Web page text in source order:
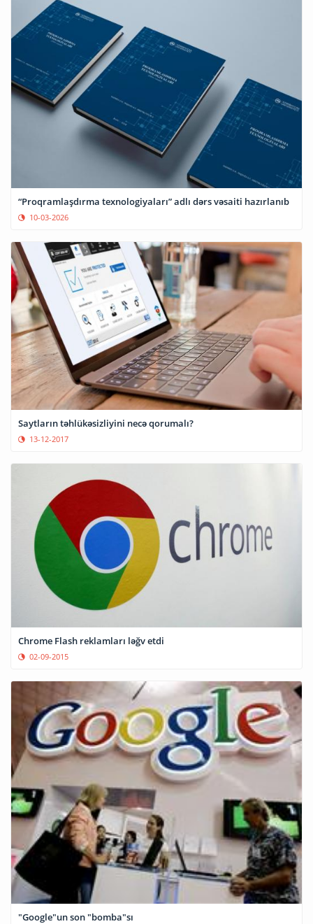
“Proqramlaşdırma texnologiyaları” adlı dərs vəsaiti hazırlanıb
10-03-2026
Saytların təhlükəsizliyini necə qorumalı?
13-12-2017
Chrome Flash reklamları ləğv etdi
02-09-2015
"Google"un son "bomba"sı